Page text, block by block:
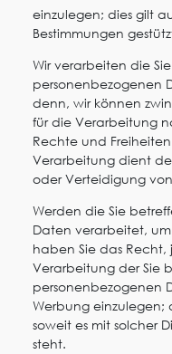
einzulegen; dies gilt
Bestimmungen
Wir verarbeiten die
personenbezogenen
denn, wir können
für die Verarbeitung
Rechte und
Verarbeitung dient
oder Verteidigung
Werden die Sie
Daten verarbeitet,
haben Sie das
Verarbeitung der Sie
personenbezogenen
Werbung einzulegen;
soweit es mit solcher
steht.